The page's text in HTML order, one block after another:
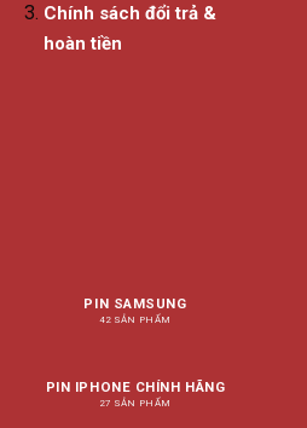
Chính sách đổi trả &
hoàn tiền
PIN SAMSUNG
42 SẢN PHẨM
PIN IPHONE CHÍNH HÃNG
27 SẢN PHẨM